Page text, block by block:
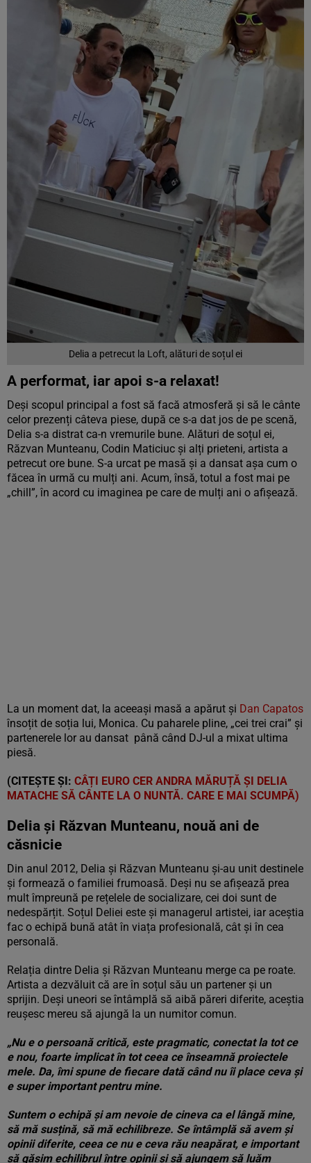
Delia a petrecut la Loft, alături de soțul ei
A performat, iar apoi s-a relaxat!
Deși scopul principal a fost să facă atmosferă și să le cânte
celor prezenți câteva piese, după ce s-a dat jos de pe scenă,
Delia s-a distrat ca-n vremurile bune. Alături de soțul ei,
Răzvan Munteanu, Codin Maticiuc și alți prieteni, artista a
petrecut ore bune. S-a urcat pe masă și a dansat așa cum o
făcea în urmă cu mulți ani. Acum, însă, totul a fost mai pe
„chill”, în acord cu imaginea pe care de mulți ani o afișează.
La un moment dat, la aceeași masă a apărut și Dan Capatos
însoțit de soția lui, Monica. Cu paharele pline, „cei trei crai” și
partenerele lor au dansat până când DJ-ul a mixat ultima
piesă.
(CITEȘTE ȘI: CÂȚI EURO CER ANDRA MĂRUȚĂ ȘI DELIA
MATACHE SĂ CÂNTE LA O NUNTĂ. CARE E MAI SCUMPĂ)
Delia și Răzvan Munteanu, nouă ani de
căsnicie
Din anul 2012, Delia și Răzvan Munteanu și-au unit destinele
și formează o familiei frumoasă. Deși nu se afișează prea
mult împreună pe rețelele de socializare, cei doi sunt de
nedespărțit. Soțul Deliei este și managerul artistei, iar aceștia
fac o echipă bună atât în viața profesională, cât și în cea
personală.
Relația dintre Delia și Răzvan Munteanu merge ca pe roate.
Artista a dezvăluit că are în soțul său un partener și un
sprijin. Deși uneori se întâmplă să aibă păreri diferite, aceștia
reușesc mereu să ajungă la un numitor comun.
„Nu e o persoană critică, este pragmatic, conectat la tot ce
e nou, foarte implicat în tot ceea ce înseamnă proiectele
mele. Da, îmi spune de fiecare dată când nu îi place ceva și
e super important pentru mine.
Suntem o echipă și am nevoie de cineva ca el lângă mine,
să mă susțină, să mă echilibreze. Se întâmplă să avem și
opinii diferite, ceea ce nu e ceva rău neapărat, e important
să găsim echilibrul între opinii și să ajungem să luăm